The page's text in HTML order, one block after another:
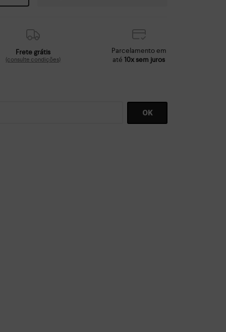
Frete grátis
(consulte condições)
Parcelamento em
até10x sem juros